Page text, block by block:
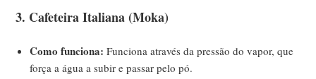
3. Cafeteira Italiana (Moka)
Como funciona: Funciona através da pressão do vapor, que
força a água a subir e passar pelo pó.